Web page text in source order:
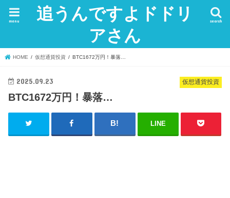
追うんですよドドリ
アさん
search
menu
HOME 仮想通貨投資 BTC1672万円！暴落…
仮想通貨投資
2025.09.23
BTC1672万円！暴落…
LINE